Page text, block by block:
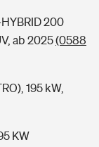
HYBRID 200
ab 2025(0588
195 kW,
KW